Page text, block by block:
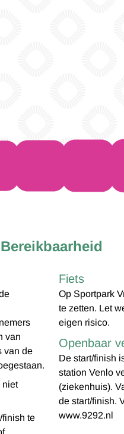
Bereikbaarheid
van
van de
niet
finish te
Fiets
Op Sportpark
te zetten. Let
eigen risico.
Openbaar
De start/finish
station Venlo
(ziekenhuis).
de start/finish.
www.9292.nl